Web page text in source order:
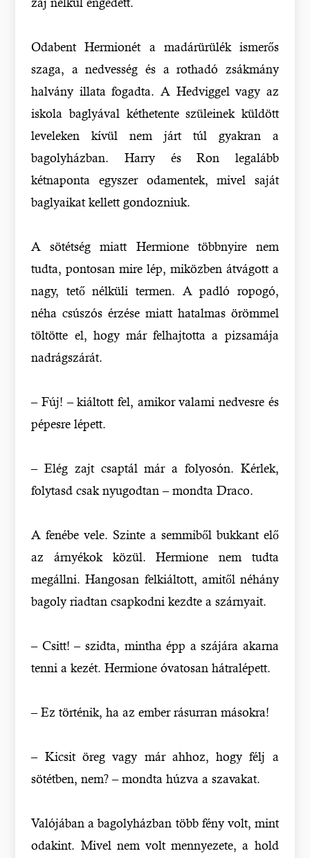
Odabent Hermionét a madárürülék ismerős
szaga, a nedvesség és a rothadó zsákmány
halvány illata fogadta. A Hedviggel vagy az
iskola baglyával kéthetente szüleinek küldött
leveleken kívül nem járt túl gyakran a
bagolyházban. Harry és Ron legalább
kétnaponta egyszer odamentek, mivel saját
baglyaikat kellett gondozniuk.
A sötétség miatt Hermione többnyire nem
tudta, pontosan mire lép, miközben átvágott a
nagy, tető nélküli termen. A padló ropogó,
néha csúszós érzése miatt hatalmas örömmel
töltötte el, hogy már felhajtotta a pizsamája
nadrágszárát.
– Fúj! – kiáltott fel, amikor valami nedvesre és
pépesre lépett.
– Elég zajt csaptál már a folyosón. Kérlek,
folytasd csak nyugodtan – mondta Draco.
A fenébe vele. Szinte a semmiből bukkant elő
az árnyékok közül. Hermione nem tudta
megállni. Hangosan felkiáltott, amitől néhány
bagoly riadtan csapkodni kezdte a szárnyait.
– Csitt! – szidta, mintha épp a szájára akarna
tenni a kezét. Hermione óvatosan hátralépett.
– Ez történik, ha az ember rásurran másokra!
– Kicsit öreg vagy már ahhoz, hogy félj a
sötétben, nem? – mondta húzva a szavakat.
Valójában a bagolyházban több fény volt, mint
odakint. Mivel nem volt mennyezete, a hold